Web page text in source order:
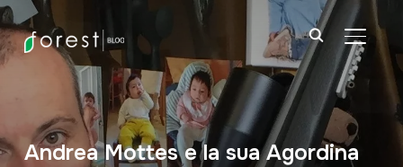
APRI/
Andrea Mottes e la sua Agordina